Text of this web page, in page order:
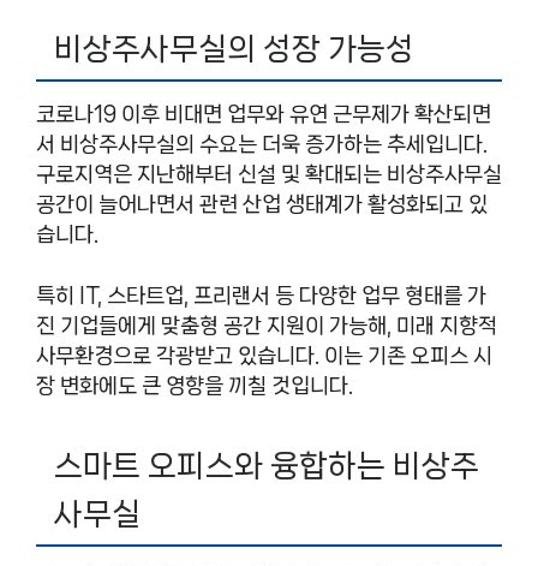
비상주사무실의 성장 가능성
코로나19 이후 비대면 업무와 유연 근무제가 확산되면
서 비상주사무실의 수요는 더욱 증가하는 추세입니다.
구로지역은 지난해부터 신설 및 확대되는 비상주사무실
공간이 늘어나면서 관련 산업 생태계가 활성화되고 있
습니다.
특히 IT, 스타트업, 프리랜서 등 다양한 업무 형태를 가
진 기업들에게 맞춤형 공간 지원이 가능해, 미래 지향적
사무환경으로 각광받고 있습니다. 이는 기존 오피스 시
장 변화에도 큰 영향을 끼칠 것입니다.
스마트 오피스와 융합하는 비상주
사무실